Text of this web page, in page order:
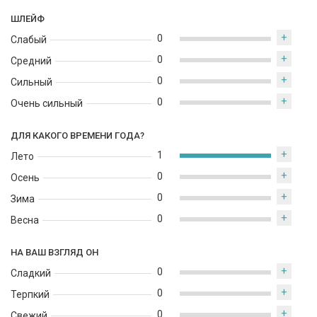
ШЛЕЙФ
Слабый
Средний
Сильный
Очень сильный
0 +
0 +
0 +
0 +
ДЛЯ КАКОГО ВРЕМЕНИ ГОДА?
Лето
Осень
Зима
Весна
1 +
0 +
0 +
0 +
НА ВАШ ВЗГЛЯД ОН
Сладкий
Терпкий
0 +
0 +
0 +